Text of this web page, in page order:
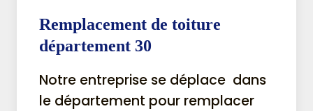
Remplacement de toiture
département 30
Notre entreprise se déplace dans
le département pour remplacer